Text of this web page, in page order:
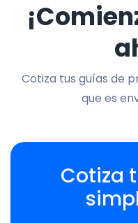
Cotiza tus guías de
que es
Cotiza